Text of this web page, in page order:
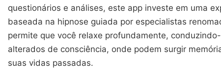
questionários e análises, este app investe em uma
baseada na hipnose guiada por especialistas
permite que você relaxe profundamente,
alterados de consciência, onde podem surgir
suas vidas passadas.